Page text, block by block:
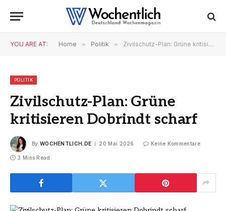
YOU ARE AT: Home » Politik » Zivilschutz-Plan: Grüne kritisieren Dobrindt scharf
POLITIK
Zivilschutz-Plan: Grüne
kritisieren Dobrindt scharf
By WOCHENTLICH.DE 20 Mai 2026 Keine Kommentare
3 Mins Read